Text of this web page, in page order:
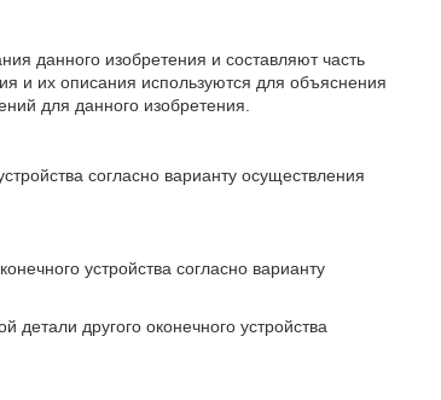
данного изобретения и составляют часть
и их описания используются для объяснения
для данного изобретения.
согласно варианту осуществления
устройства согласно варианту
другого оконечного устройства